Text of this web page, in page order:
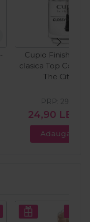
Cupio Finish
clasica Top Coat
The City
24,90 LEI
PRP: 29,00
Adauga in